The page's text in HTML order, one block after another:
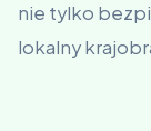
nie tylko
lokalny